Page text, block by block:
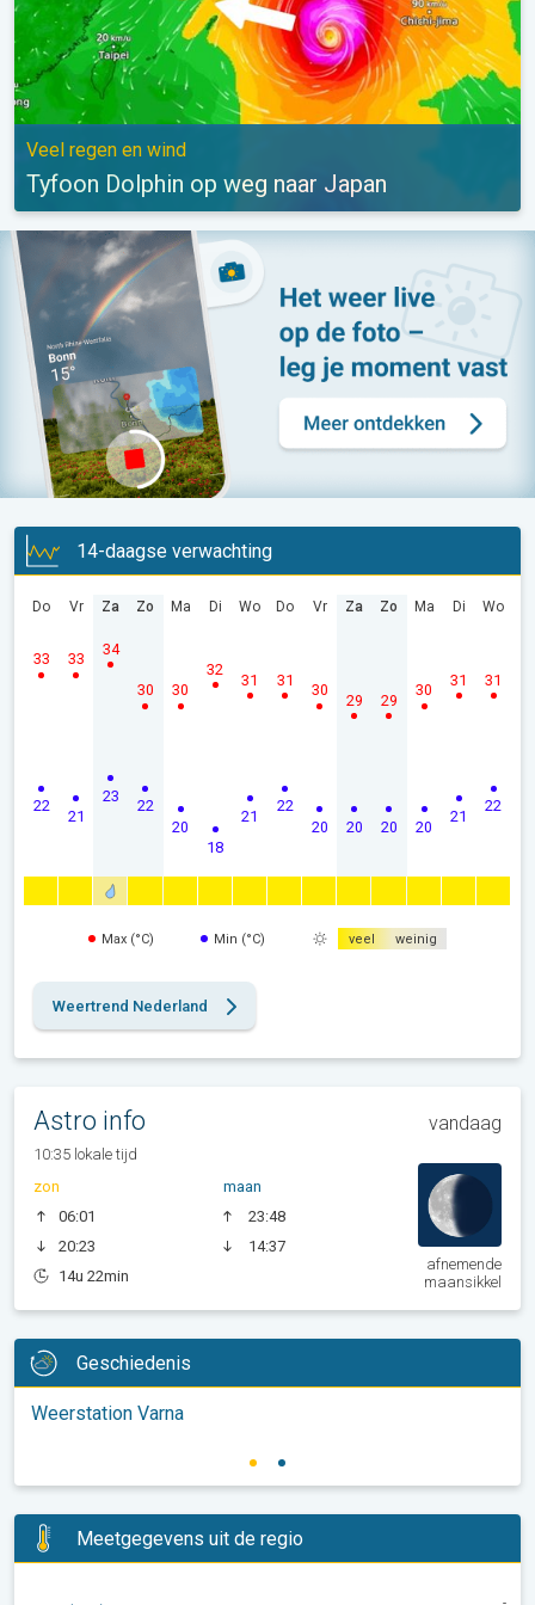
Veel regen en wind
Tyfoon Dolphin op weg naar Japan
14-daagse verwachting
Do
22
33
Vr
21
33
Za
23
34
Zo
22
30
Ma
20
30
Di
18
32
Wo
21
31
Do
22
31
Vr
20
30
Za
20
29
Zo
20
29
Ma
20
30
Di
21
31
Wo
22
31
Max (°C) Min (°C) veel weinig
Weertrend Nederland
Astro info vandaag
10:35 lokale tijd
zon
06:01
20:23
14u 22min
maan
23:48
14:37
afnemende
maansikkel
Geschiedenis
Weerstation Varna
Meetgegevens uit de regio